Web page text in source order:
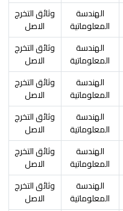
الهندسة
المعلوماتية
وثائق التخرج
الاصل
الهندسة
المعلوماتية
وثائق التخرج
الاصل
الهندسة
المعلوماتية
وثائق التخرج
الاصل
الهندسة
المعلوماتية
وثائق التخرج
الاصل
الهندسة
المعلوماتية
وثائق التخرج
الاصل
الهندسة
المعلوماتية
وثائق التخرج
الاصل